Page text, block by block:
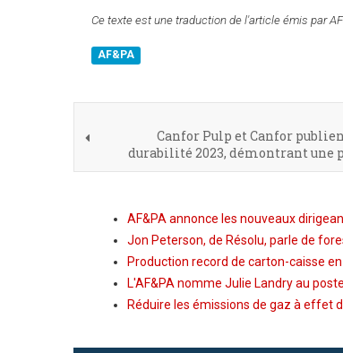
Ce texte est une traduction de l'article émis par
AF&PA
Canfor Pulp et Canfor
durabilité 2023, démontrant une
AF&PA annonce les nouveaux
Jon Peterson, de Résolu, parle de
Production record de carton-caisse en
L'AF&PA nomme Julie Landry au
Réduire les émissions de gaz à effet